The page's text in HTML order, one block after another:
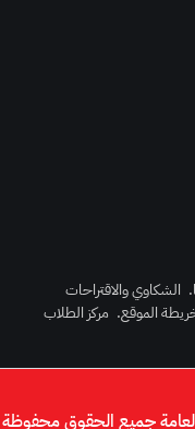
. الشكاوي والاقتراحات
الموقع. مركز الطلاب